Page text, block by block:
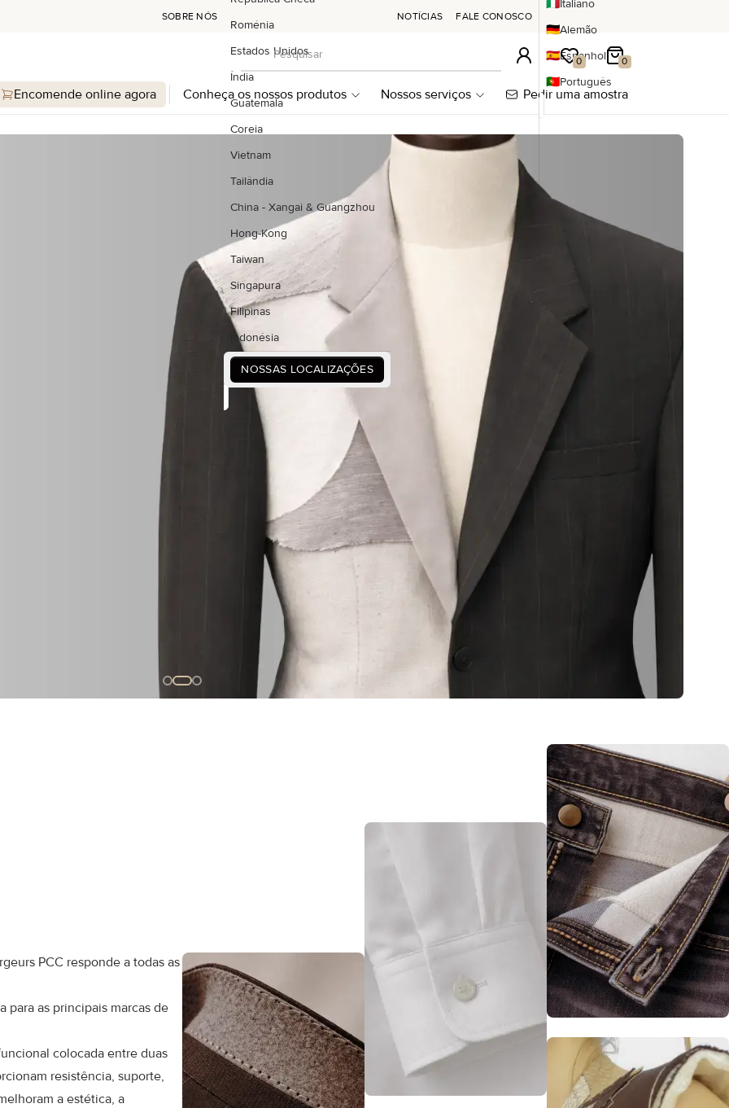
SOBRE NÓS
Roménia
Estados Unidos
Índia
Guatemala
Coreia
Vietnam
Tailândia
China - Xangai & Guangzhou
Hong-Kong
Taiwan
Singapura
Filipinas
Indonésia
NOSSAS LOCALIZAÇÕES
NOTÍCIAS FALE CONOSCO
Italiano
🇩🇪Alemão
🇪🇸Espanhol
🇵🇹Português
Pesquisar
Pesquisar Conexão 0
A minha lista de desejos
0
Meu carrinho
Encomende online agora Conheça os nossos produtos Nossos serviços Pedir uma amostra
estruturam e dão
PCC responde a todas as
para as principais marcas de
colocada entre duas
resistência, suporte,
a estética, a